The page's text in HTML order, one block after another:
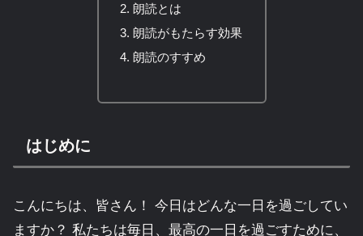
朗読とは
朗読がもたらす効果
朗読のすすめ
はじめに
こんにちは、皆さん！ 今日はどんな一日を過ごしてい
ますか？ 私たちは毎日、最高の一日を過ごすために、